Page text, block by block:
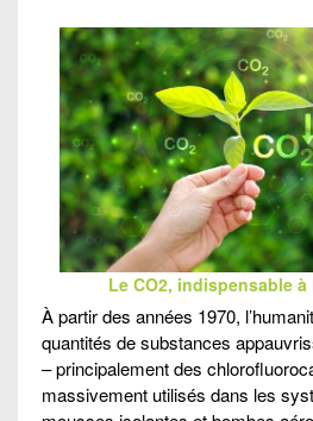
Le CO2, indispensable
À partir des années 1970,
quantités de substances
– principalement des
massivement utilisés dans les